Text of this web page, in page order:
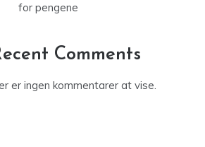
for pengene
Comments
er ingen kommentarer at vise.